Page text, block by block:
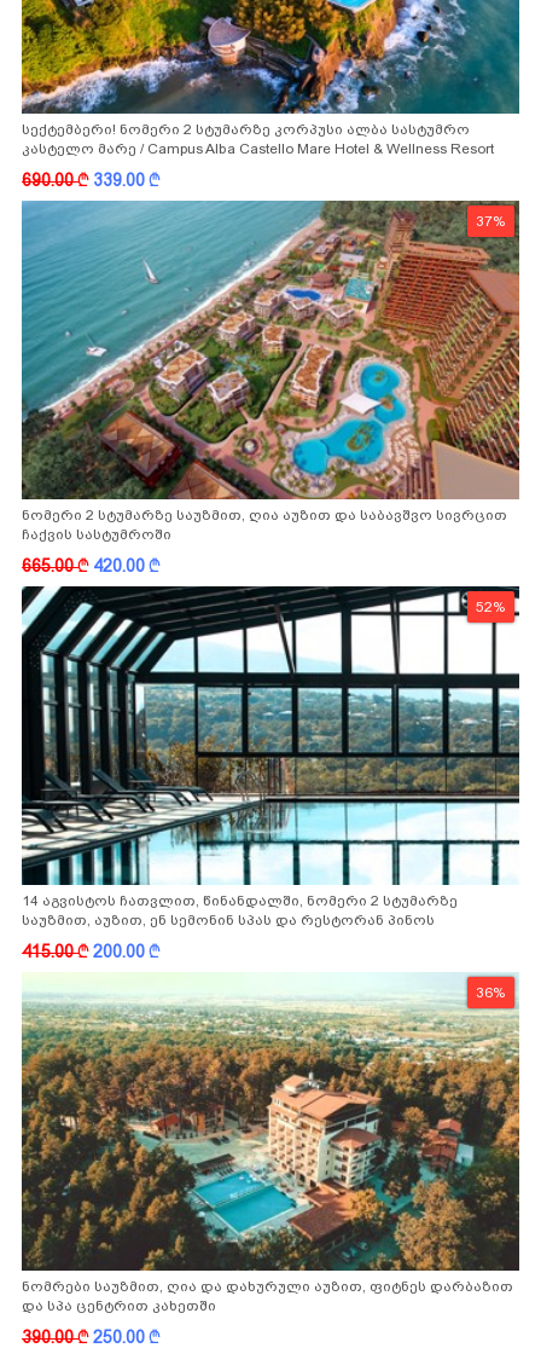
სექტემბერი! ნომერი 2 სტუმარზე კორპუსი ალბა სასტუმრო
კასტელო მარე / Campus Alba Castello Mare Hotel & Wellness Resort
690.00k 339.00k
37%
ნომერი 2 სტუმარზე საუზმით, ღია აუზით და საბავშვო სივრცით
ჩაქვის სასტუმროში
665.00k 420.00k
52%
14 აგვისტოს ჩათვლით, წინანდალში, ნომერი 2 სტუმარზე
საუზმით, აუზით, ენ სემონინ სპას და რესტორან პინოს
ფასდაკლებით
415.00k200.00k
36%
ნომრები საუზმით, ღია და დახურული აუზით, ფიტნეს დარბაზით
და სპა ცენტრით კახეთში
390.00k250.00k